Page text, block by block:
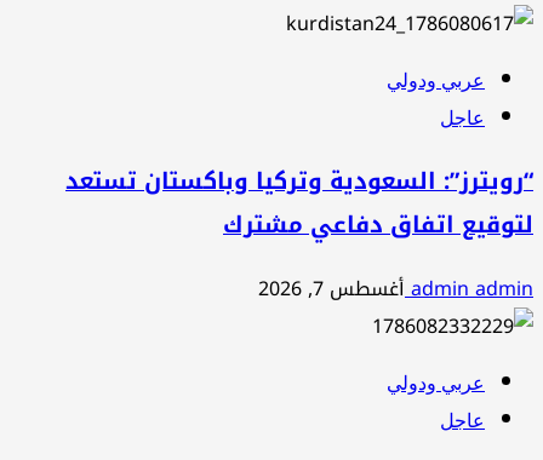
عربي ودولي
عاجل
“رويترز”: السعودية وتركيا وباكستان تستعد
لتوقيع اتفاق دفاعي مشترك
admin adminأغسطس 7, 2026
عربي ودولي
عاجل